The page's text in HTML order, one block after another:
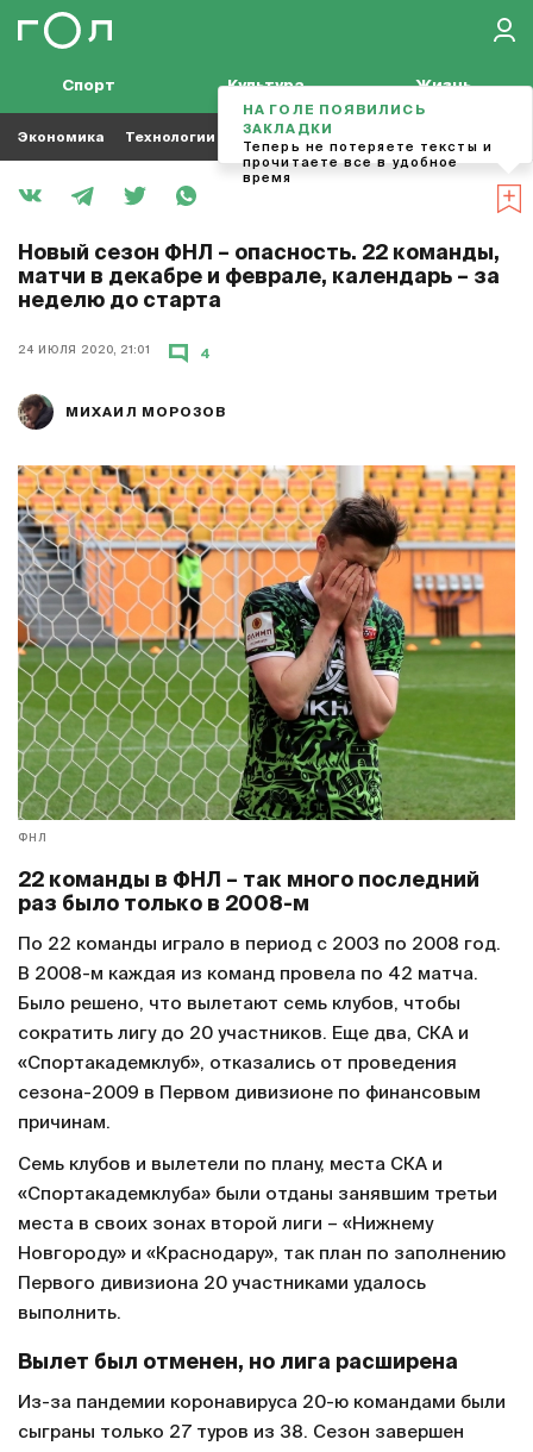
Спорт Культура Жизнь
Экономика Технологии Кино Футбол
Новый сезон ФНЛ – опасность. 22 команды,
матчи в декабре и феврале, календарь – за
неделю до старта
24 ИЮЛЯ 2020, 21:01
МИХАИЛ МОРОЗОВ
4
ФНЛ
22 команды в ФНЛ – так много последний
раз было только в 2008-м
По 22 команды играло в период с 2003 по 2008 год.
В 2008-м каждая из команд провела по 42 матча.
Было решено, что вылетают семь клубов, чтобы
сократить лигу до 20 участников. Еще два, СКА и
«Спортакадемклуб», отказались от проведения
сезона-2009 в Первом дивизионе по финансовым
причинам.
Семь клубов и вылетели по плану, места СКА и
«Спортакадемклуба» были отданы занявшим третьи
места в своих зонах второй лиги – «Нижнему
Новгороду» и «Краснодару», так план по заполнению
Первого дивизиона 20 участниками удалось
выполнить.
Вылет был отменен, но лига расширена
Из-за пандемии коронавируса 20-ю командами были
сыграны только 27 туров из 38. Сезон завершен
НА ГОЛЕ ПОЯВИЛИСЬ
ЗАКЛАДКИ
Теперь не потеряете тексты и
прочитаете все в удобное
время